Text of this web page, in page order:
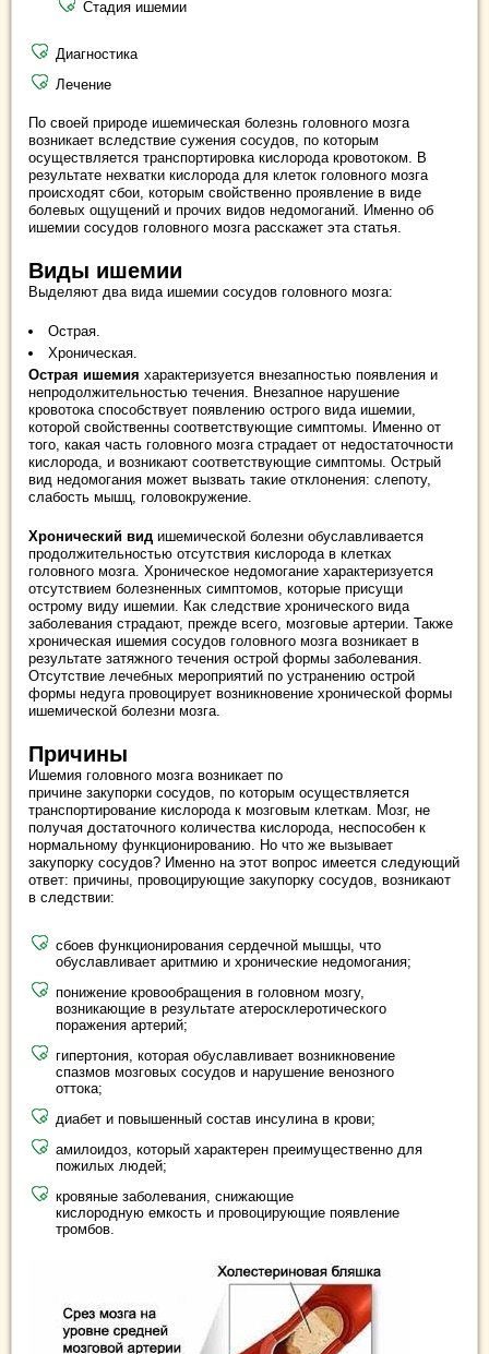
Стадия ишемии
Диагностика
Лечение
По своей природе ишемическая болезнь головного мозга
возникает вследствие сужения сосудов, по которым
осуществляется транспортировка кислорода кровотоком. В
результате нехватки кислорода для клеток головного мозга
происходят сбои, которым свойственно проявление в виде
болевых ощущений и прочих видов недомоганий. Именно об
ишемии сосудов головного мозга расскажет эта статья.
Виды ишемии
Выделяют два вида ишемии сосудов головного мозга:
Острая.
Хроническая.
Острая ишемия характеризуется внезапностью появления и
непродолжительностью течения. Внезапное нарушение
кровотока способствует появлению острого вида ишемии,
которой свойственны соответствующие симптомы. Именно от
того, какая часть головного мозга страдает от недостаточности
кислорода, и возникают соответствующие симптомы. Острый
вид недомогания может вызвать такие отклонения: слепоту,
слабость мышц, головокружение.
Хронический вид ишемической болезни обуславливается
продолжительностью отсутствия кислорода в клетках
головного мозга. Хроническое недомогание характеризуется
отсутствием болезненных симптомов, которые присущи
острому виду ишемии. Как следствие хронического вида
заболевания страдают, прежде всего, мозговые артерии. Также
хроническая ишемия сосудов головного мозга возникает в
результате затяжного течения острой формы заболевания.
Отсутствие лечебных мероприятий по устранению острой
формы недуга провоцирует возникновение хронической формы
ишемической болезни мозга.
Причины
Ишемия головного мозга возникает по
причине закупорки сосудов, по которым осуществляется
транспортирование кислорода к мозговым клеткам. Мозг, не
получая достаточного количества кислорода, неспособен к
нормальному функционированию. Но что же вызывает
закупорку сосудов? Именно на этот вопрос имеется следующий
ответ: причины, провоцирующие закупорку сосудов, возникают
в следствии:
сбоев функционирования сердечной мышцы, что
обуславливает аритмию и хронические недомогания;
понижение кровообращения в головном мозгу,
возникающие в результате атеросклеротического
поражения артерий;
гипертония, которая обуславливает возникновение
спазмов мозговых сосудов и нарушение венозного
оттока;
диабет и повышенный состав инсулина в крови;
амилоидоз, который характерен преимущественно для
пожилых людей;
кровяные заболевания, снижающие
кислородную емкость и провоцирующие появление
тромбов.